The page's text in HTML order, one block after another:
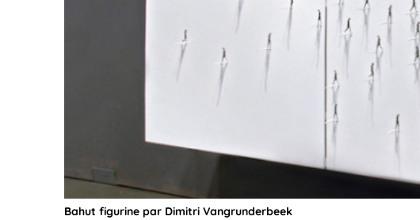
Bahut figurine par Dimitri Vangrunderbeek